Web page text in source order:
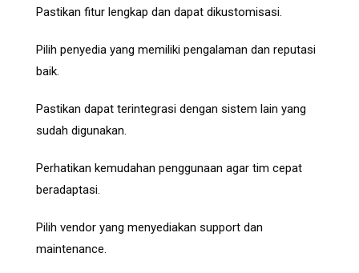
Pastikan fitur lengkap dan dapat dikustomisasi.
Pilih penyedia yang memiliki pengalaman dan reputasi
baik.
Pastikan dapat terintegrasi dengan sistem lain yang
sudah digunakan.
Perhatikan kemudahan penggunaan agar tim cepat
beradaptasi.
Pilih vendor yang menyediakan support dan
maintenance.